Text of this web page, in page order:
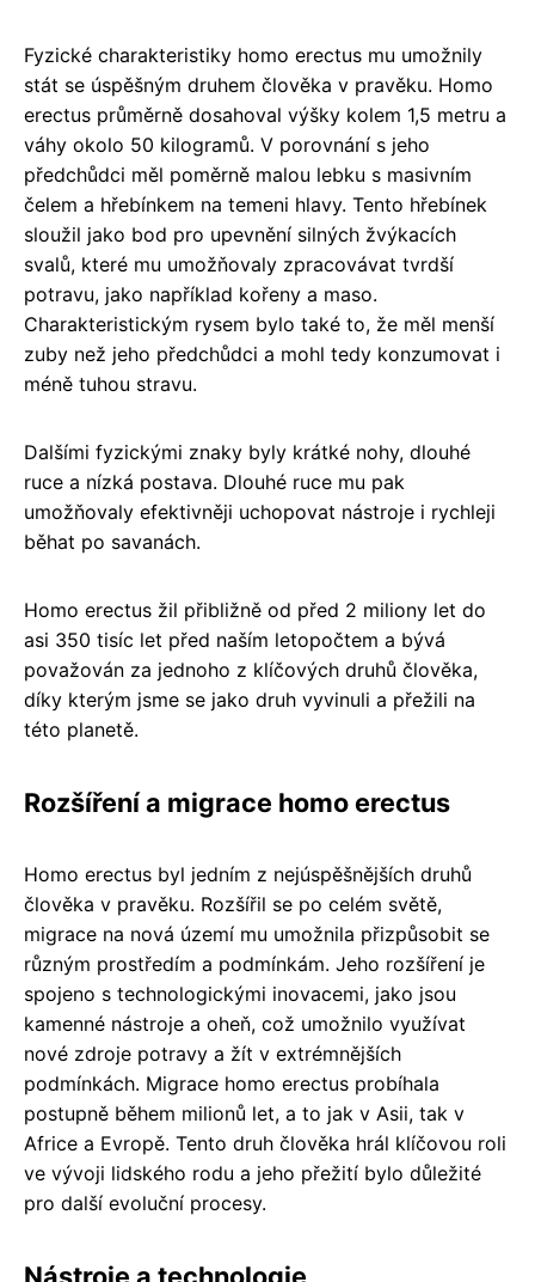
Fyzické charakteristiky homo erectus mu umožnily
stát se úspěšným druhem člověka v pravěku. Homo
erectus průměrně dosahoval výšky kolem 1,5 metru a
váhy okolo 50 kilogramů. V porovnání s jeho
předchůdci měl poměrně malou lebku s masivním
čelem a hřebínkem na temeni hlavy. Tento hřebínek
sloužil jako bod pro upevnění silných žvýkacích
svalů, které mu umožňovaly zpracovávat tvrdší
potravu, jako například kořeny a maso.
Charakteristickým rysem bylo také to, že měl menší
zuby než jeho předchůdci a mohl tedy konzumovat i
méně tuhou stravu.
Dalšími fyzickými znaky byly krátké nohy, dlouhé
ruce a nízká postava. Dlouhé ruce mu pak
umožňovaly efektivněji uchopovat nástroje i rychleji
běhat po savanách.
Homo erectus žil přibližně od před 2 miliony let do
asi 350 tisíc let před naším letopočtem a bývá
považován za jednoho z klíčových druhů člověka,
díky kterým jsme se jako druh vyvinuli a přežili na
této planetě.
Rozšíření a migrace homo erectus
Homo erectus byl jedním z nejúspěšnějších druhů
člověka v pravěku. Rozšířil se po celém světě,
migrace na nová území mu umožnila přizpůsobit se
různým prostředím a podmínkám. Jeho rozšíření je
spojeno s technologickými inovacemi, jako jsou
kamenné nástroje a oheň, což umožnilo využívat
nové zdroje potravy a žít v extrémnějších
podmínkách. Migrace homo erectus probíhala
postupně během milionů let, a to jak v Asii, tak v
Africe a Evropě. Tento druh člověka hrál klíčovou roli
ve vývoji lidského rodu a jeho přežití bylo důležité
pro další evoluční procesy.
Nástroje a technologie